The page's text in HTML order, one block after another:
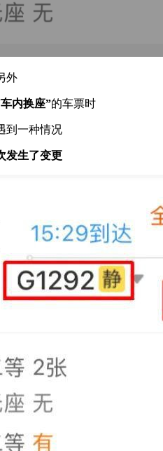
外
内换座”的车票时
到一种情况
发生了变更